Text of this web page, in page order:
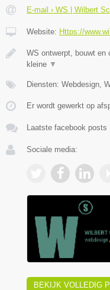
E-mail › WS | Wilbert
Website: Https://
WS ontwerpt, bouwt en
kleine ▼
Diensten: Webdesign,
Er wordt gewerkt op
Laatste facebook posts
Sociale media:
BEKIJK VOLLEDIG